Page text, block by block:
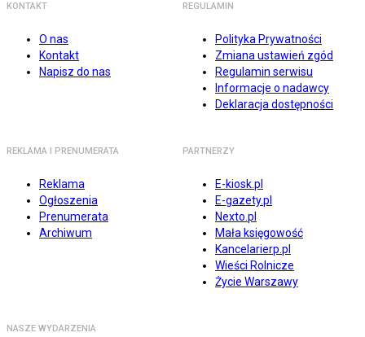
KONTAKT
O nas
Kontakt
Napisz do nas
REGULAMIN
Polityka Prywatności
Zmiana ustawień zgód
Regulamin serwisu
Informacje o nadawcy
Deklaracja dostępności
REKLAMA I PRENUMERATA
Reklama
Ogłoszenia
Prenumerata
Archiwum
PARTNERZY
E-kiosk.pl
E-gazety.pl
Nexto.pl
Mała księgowość
Kancelarierp.pl
Wieści Rolnicze
Życie Warszawy
NASZE WYDARZENIA